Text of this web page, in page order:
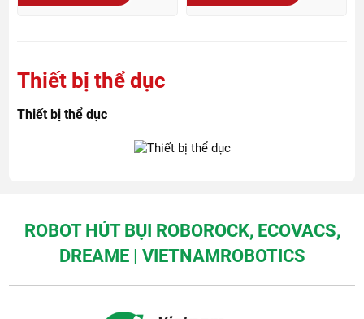
Thiết bị thể dục
Thiết bị thể dục
ROBOT HÚT BỤI ROBOROCK, ECOVACS,
DREAME | VIETNAMROBOTICS